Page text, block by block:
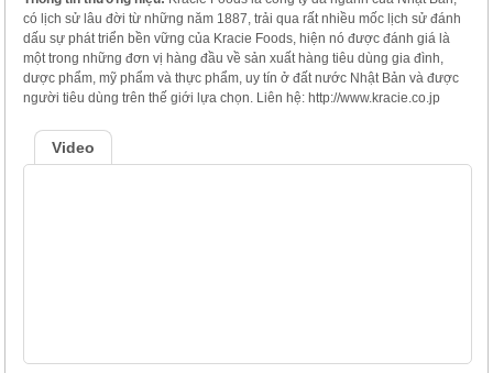
có lịch sử lâu đời từ những năm 1887, trải qua rất nhiều mốc lịch sử đánh
dấu sự phát triển bền vững của Kracie Foods, hiện nó được đánh giá là
một trong những đơn vị hàng đầu về sản xuất hàng tiêu dùng gia đình,
dược phẩm, mỹ phẩm và thực phẩm, uy tín ở đất nước Nhật Bản và được
người tiêu dùng trên thế giới lựa chọn. Liên hệ: http://www.kracie.co.jp
Video